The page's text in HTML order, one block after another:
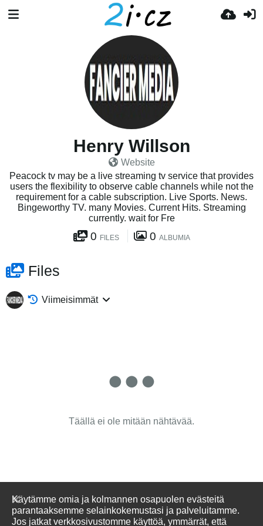
Henry Willson
Website
Peacock tv may be a live streaming tv service that provides
users the flexibility to observe cable channels while not the
requirement for a cable subscription. Live Sports. News.
Bingeworthy TV. many Movies. Current Hits. Streaming
currently. wait for Fre
0 FILES 0 ALBUMIA
Files
Viimeisimmät
Täällä ei ole mitään nähtävää.
Käytämme omia ja kolmannen osapuolen evästeitä
parantaaksemme selainkokemustasi ja palveluitamme.
Jos jatkat verkkosivustomme käyttöä, ymmärrät, että